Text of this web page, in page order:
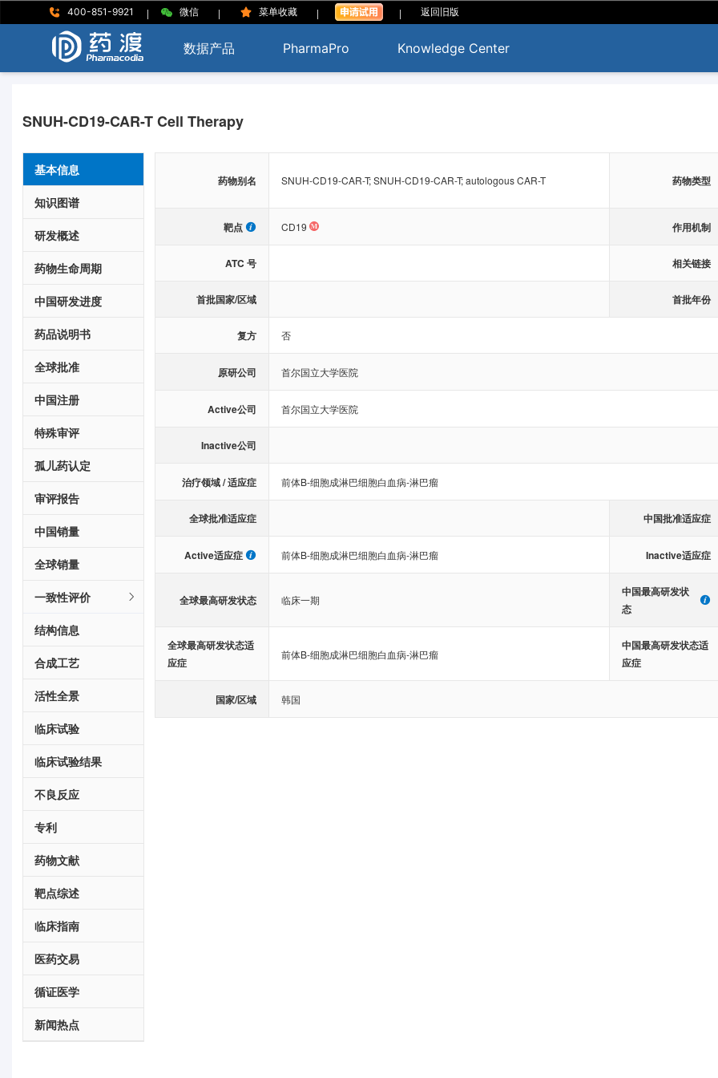
400-851-9921 | 微信 | 菜单收藏 | | 返回旧版
数据产品 PharmaPro Knowledge Center
SNUH-CD19-CAR-T Cell Therapy
基本信息
知识图谱
研发概述
药物生命周期
中国研发进度
药品说明书
全球批准
中国注册
特殊审评
孤儿药认定
审评报告
中国销量
全球销量
一致性评价
结构信息
合成工艺
活性全景
临床试验
临床试验结果
不良反应
专利
药物文献
靶点综述
临床指南
医药交易
循证医学
新闻热点
药物别名 SNUH-CD19-CAR-T; SNUH-CD19-CAR-T; autologous CAR-T 药物类型
靶点 CD19 作用机制
ATC 号 相关链接
首批国家/区域 首批年份
复方 否
原研公司 首尔国立大学医院
Active公司 首尔国立大学医院
Inactive公司
治疗领域 / 适应症 前体B-细胞成淋巴细胞白血病-淋巴瘤
全球批准适应症 中国批准适应症
Active适应症 前体B-细胞成淋巴细胞白血病-淋巴瘤 Inactive适应症
全球最高研发状态 临床一期
中国最高研发状
态
全球最高研发状态适
应症
前体B-细胞成淋巴细胞白血病-淋巴瘤
中国最高研发状态适
应症
国家/区域 韩国